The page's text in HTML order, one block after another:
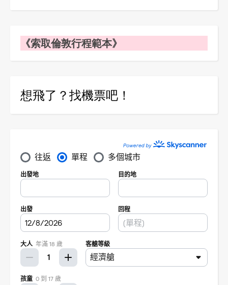
《索取倫敦行程範本》
想飛了？找機票吧！